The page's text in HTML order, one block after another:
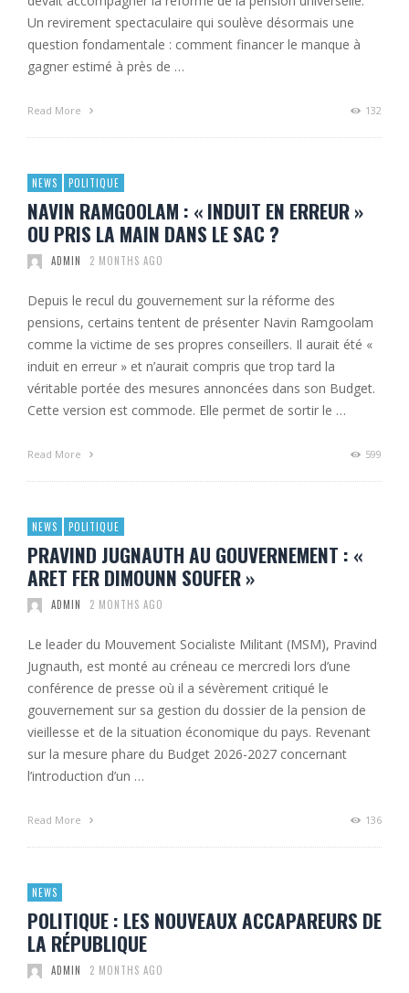
Un revirement spectaculaire qui soulève désormais une
question fondamentale : comment financer le manque à
gagner estimé à près de …
Read More 132
NEWS POLITIQUE
NAVIN RAMGOOLAM : « INDUIT EN ERREUR »
OU PRIS LA MAIN DANS LE SAC ?
ADMIN 2 MONTHS AGO
Depuis le recul du gouvernement sur la réforme des
pensions, certains tentent de présenter Navin Ramgoolam
comme la victime de ses propres conseillers. Il aurait été «
induit en erreur » et n’aurait compris que trop tard la
véritable portée des mesures annoncées dans son Budget.
Cette version est commode. Elle permet de sortir le …
Read More 599
NEWS POLITIQUE
PRAVIND JUGNAUTH AU GOUVERNEMENT : «
ARET FER DIMOUNN SOUFER »
ADMIN 2 MONTHS AGO
Le leader du Mouvement Socialiste Militant (MSM), Pravind
Jugnauth, est monté au créneau ce mercredi lors d’une
conférence de presse où il a sévèrement critiqué le
gouvernement sur sa gestion du dossier de la pension de
vieillesse et de la situation économique du pays. Revenant
sur la mesure phare du Budget 2026-2027 concernant
l’introduction d’un …
Read More 136
NEWS
POLITIQUE : LES NOUVEAUX ACCAPAREURS DE
LA RÉPUBLIQUE
ADMIN 2 MONTHS AGO